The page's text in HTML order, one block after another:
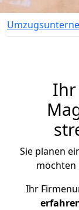
Ihr
Sie planen
möchten
Ihr